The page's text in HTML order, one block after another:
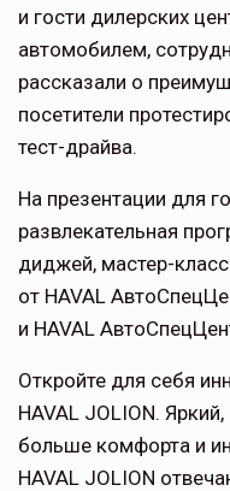
и гости дилерских
автомобилем,
рассказали о
посетители
тест-драйва.
На презентации для
развлекательная
диджей, мастер-
от HAVAL
и HAVAL
Откройте для себя
HAVAL JOLION.
больше комфорта и
HAVAL JOLION